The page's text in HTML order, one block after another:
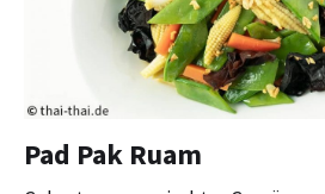
Pad Pak Ruam